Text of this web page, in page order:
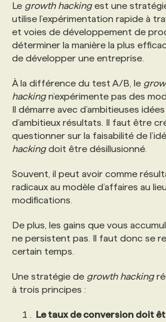
TENDANCES
ÉVÉNEMENTIEL
NOS AUTEUR‧RICES
ANNONCEZ AVEC NOUS
NOS FORMATEUR‧RICES
POURQUOI CHOISIR NOS
NOS TARIFS
ANNONCEZ AVEC NOUS
NOS EXPERTISES
FAQ
ANNONCEZ AVEC NOUS
Le growth hackingest une
utilise l’expérimentation rapide à
et voies de développement de
déterminer la manière la plus
de développer une entreprise.
À la différence du test A/B, le
hackingn’expérimente pas des
Il démarre avec d’ambitieuses
d’ambitieux résultats. Il faut être
questionner sur la faisabilité de
hackingdoit être désillusionné.
Souvent, il peut avoir comme
radicaux au modèle d’affaires au
modifications.
De plus, les gains que vous
ne persistent pas. Il faut donc se
certain temps.
Une stratégie de growth hacking
à trois principes :
Le taux de conversion doit